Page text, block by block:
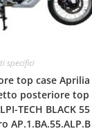
specifici
top case Aprilia
posteriore top
TECH BLACK 55
AP.1.BA.55.ALP.B